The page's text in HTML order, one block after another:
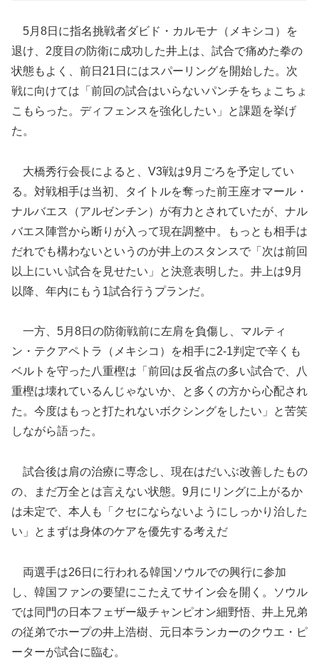
5月8日に指名挑戦者ダビド・カルモナ（メキシコ）を
退け、2度目の防衛に成功した井上は、試合で痛めた拳の
状態もよく、前日21日にはスパーリングを開始した。次
戦に向けては「前回の試合はいらないパンチをちょこちょ
こもらった。ディフェンスを強化したい」と課題を挙げ
た。
大橋秀行会長によると、V3戦は9月ごろを予定してい
る。対戦相手は当初、タイトルを奪った前王座オマール・
ナルバエス（アルゼンチン）が有力とされていたが、ナル
バエス陣営から断りが入って現在調整中。もっとも相手は
だれでも構わないというのが井上のスタンスで「次は前回
以上にいい試合を見せたい」と決意表明した。井上は9月
以降、年内にもう1試合行うプランだ。
一方、5月8日の防衛戦前に左肩を負傷し、マルティ
ン・テクアペトラ（メキシコ）を相手に2-1判定で辛くも
ベルトを守った八重樫は「前回は反省点の多い試合で、八
重樫は壊れているんじゃないか、と多くの方から心配され
た。今度はもっと打たれないボクシングをしたい」と苦笑
しながら語った。
試合後は肩の治療に専念し、現在はだいぶ改善したもの
の、まだ万全とは言えない状態。9月にリングに上がるか
は未定で、本人も「クセにならないようにしっかり治した
い」とまずは身体のケアを優先する考えだ
両選手は26日に行われる韓国ソウルでの興行に参加
し、韓国ファンの要望にこたえてサイン会を開く。ソウル
では同門の日本フェザー級チャンピオン細野悟、井上兄弟
の従弟でホープの井上浩樹、元日本ランカーのクウエ・ピ
ーターが試合に臨む。